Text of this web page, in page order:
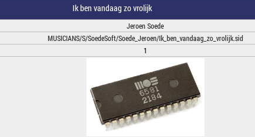
Ik ben vandaag zo vrolijk
Jeroen Soede
MUSICIANS/S/SoedeSoft/Soede_Jeroen/Ik_ben_vandaag_zo_vrolijk.sid
1